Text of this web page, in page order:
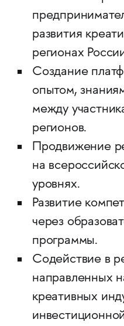
развития
регионах
Создание
опытом,
между
регионов.
Продвижение
на
уровнях.
Развитие
через
программы.
Содействие в
направленных
креативных